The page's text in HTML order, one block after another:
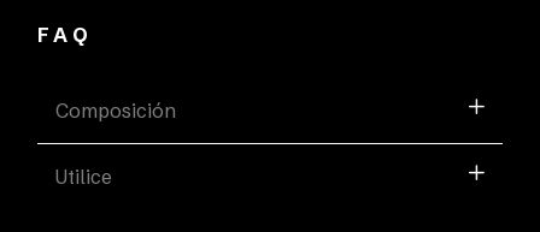
FAQ
Composición
Utilice